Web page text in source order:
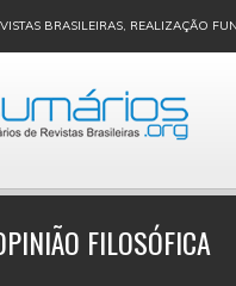
BRASILEIRAS, REALIZAÇÃO
FILOSÓFICA